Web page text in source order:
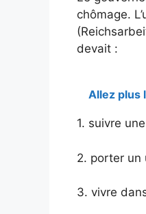
chômage.
devait :
Allez plus
1. suivre
2. porter un
3. vivre